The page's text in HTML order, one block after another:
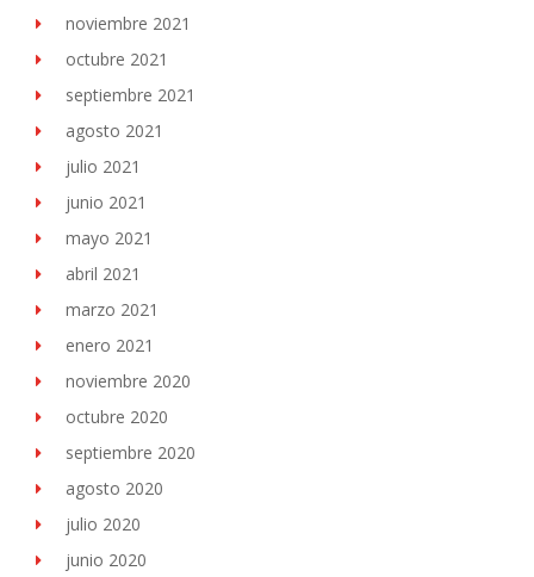
noviembre 2021
octubre 2021
septiembre 2021
agosto 2021
julio 2021
junio 2021
mayo 2021
abril 2021
marzo 2021
enero 2021
noviembre 2020
octubre 2020
septiembre 2020
agosto 2020
julio 2020
junio 2020